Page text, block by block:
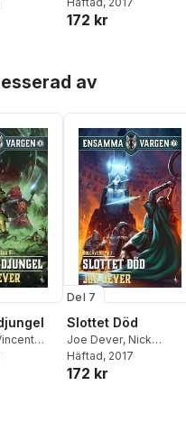
172 kr
av
Del 7
Slottet Död
Joe Dever, Nick
Robinson
Häftad, 2017
172 kr